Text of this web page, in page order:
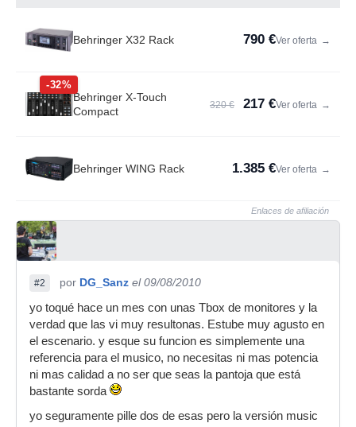
Behringer X32 Rack 790 €Ver oferta →
-32%
Behringer X-Touch
Compact
320 € 217 €Ver oferta →
Behringer WING Rack 1.385 €Ver oferta →
Enlaces de afiliación
#2 por DG_Sanz el 09/08/2010
yo toqué hace un mes con unas Tbox de monitores y la
verdad que las vi muy resultonas. Estube muy agusto en
el escenario. y esque su funcion es simplemente una
referencia para el musico, no necesitas ni mas potencia
ni mas calidad a no ser que seas la pantoja que está
bastante sorda
yo seguramente pille dos de esas pero la versión music